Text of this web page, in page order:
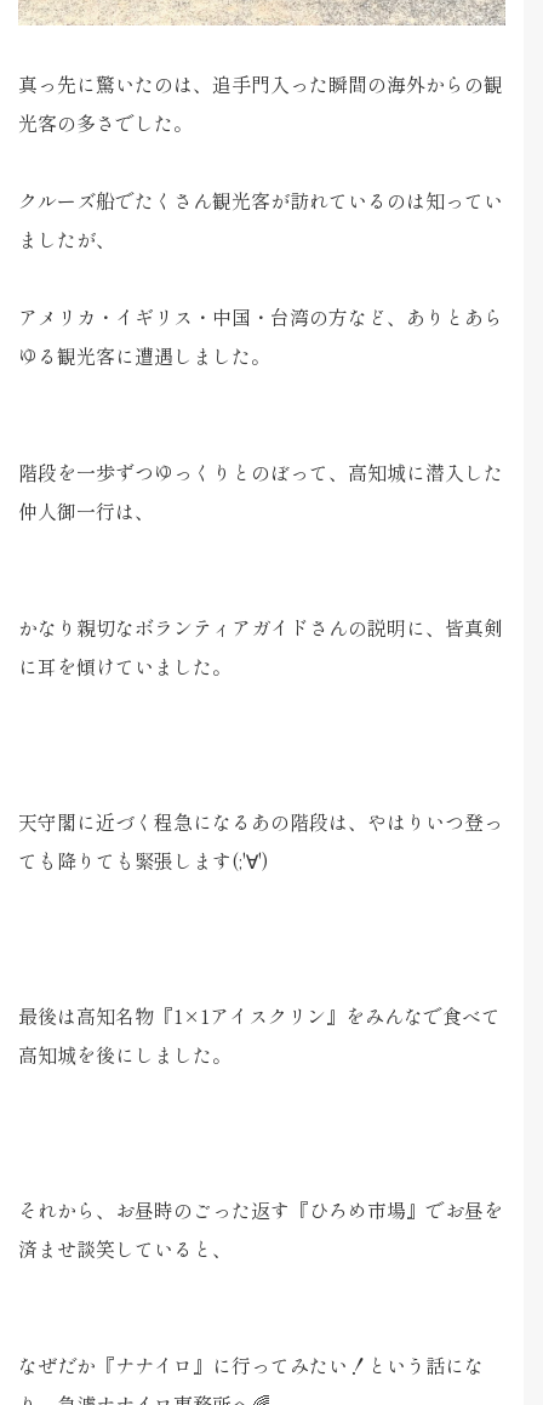
真っ先に驚いたのは、追手門入った瞬間の海外からの観
光客の多さでした。
クルーズ船でたくさん観光客が訪れているのは知ってい
ましたが、
アメリカ・イギリス・中国・台湾の方など、ありとあら
ゆる観光客に遭遇しました。
階段を一歩ずつゆっくりとのぼって、高知城に潜入した
仲人御一行は、
かなり親切なボランティアガイドさんの説明に、皆真剣
に耳を傾けていました。
天守閣に近づく程急になるあの階段は、やはりいつ登っ
ても降りても緊張します(;'∀')
最後は高知名物『1×1アイスクリン』をみんなで食べて
高知城を後にしました。
それから、お昼時のごった返す『ひろめ市場』でお昼を
済ませ談笑していると、
なぜだか『ナナイロ』に行ってみたい！という話にな